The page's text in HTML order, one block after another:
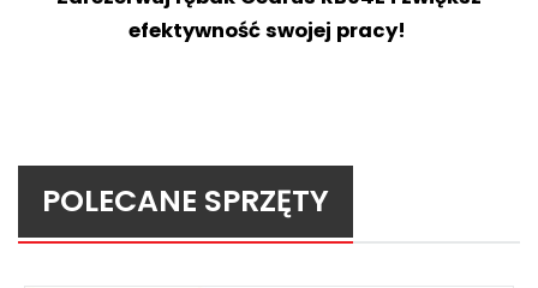
efektywność swojej pracy!
POLECANE SPRZĘTY